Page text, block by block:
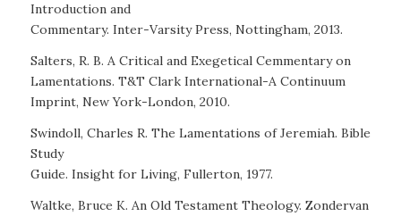
Introduction and
Commentary. Inter-Varsity Press, Nottingham, 2013.
Salters, R. B. A Critical and Exegetical Cemmentary on
Lamentations. T&T Clark International-A Continuum
Imprint, New York-London, 2010.
Swindoll, Charles R. The Lamentations of Jeremiah. Bible
Study
Guide. Insight for Living, Fullerton, 1977.
Waltke, Bruce K. An Old Testament Theology. Zondervan